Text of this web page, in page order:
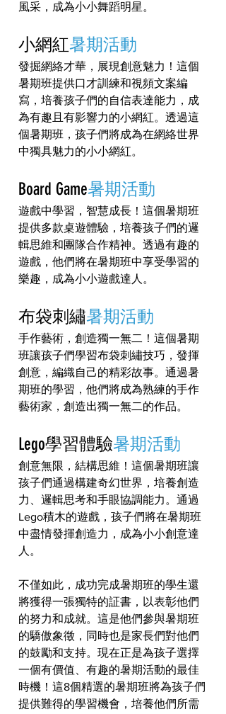
風采，成為小小舞蹈明星。
小網紅暑期活動
發掘網絡才華，展現創意魅力！這個
暑期班提供口才訓練和視頻文案編
寫，培養孩子們的自信表達能力，成
為有趣且有影響力的小網紅。透過這
個暑期班，孩子們將成為在網絡世界
中獨具魅力的小小網紅。
Board Game暑期活動
遊戲中學習，智慧成長！這個暑期班
提供多款桌遊體驗，培養孩子們的邏
輯思維和團隊合作精神。透過有趣的
遊戲，他們將在暑期班中享受學習的
樂趣，成為小小遊戲達人。
布袋刺繡暑期活動
手作藝術，創造獨一無二！這個暑期
班讓孩子們學習布袋刺繡技巧，發揮
創意，編織自己的精彩故事。通過暑
期班的學習，他們將成為熟練的手作
藝術家，創造出獨一無二的作品。
Lego學習體驗暑期活動
創意無限，結構思維！這個暑期班讓
孩子們通過構建奇幻世界，培養創造
力、邏輯思考和手眼協調能力。通過
Lego積木的遊戲，孩子們將在暑期班
中盡情發揮創造力，成為小小創意達
人。
不僅如此，成功完成暑期班的學生還
將獲得一張獨特的証書，以表彰他們
的努力和成就。這是他們參與暑期班
的驕傲象徵，同時也是家長們對他們
的鼓勵和支持。現在正是為孩子選擇
一個有價值、有趣的暑期活動的最佳
時機！這8個精選的暑期班將為孩子們
提供難得的學習機會，培養他們所需